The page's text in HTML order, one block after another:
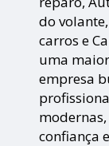
do
carros e
uma
empresa
confiança